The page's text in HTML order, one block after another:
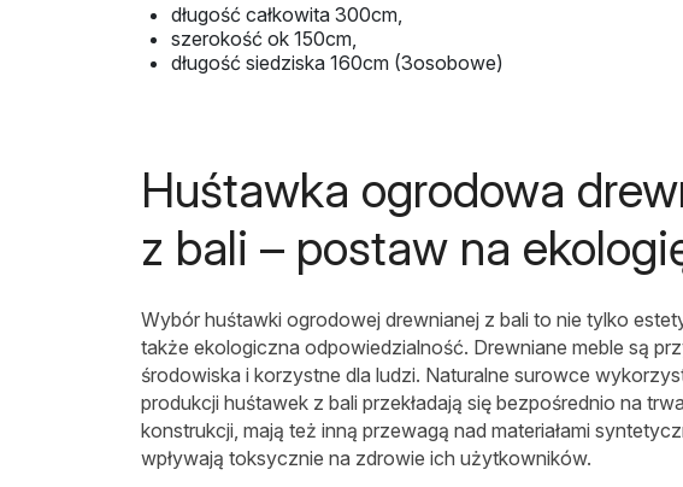
długość całkowita 300cm,
szerokość ok 150cm,
długość siedziska 160cm (3osobowe)
Huśtawka ogrodowa
z bali – postaw na
Wybór huśtawki ogrodowej drewnianej z bali to nie tylko
także ekologiczna odpowiedzialność. Drewniane meble są
środowiska i korzystne dla ludzi. Naturalne surowce
produkcji huśtawek z bali przekładają się bezpośrednio na
konstrukcji, mają też inną przewagą nad materiałami
wpływają toksycznie na zdrowie ich użytkowników.